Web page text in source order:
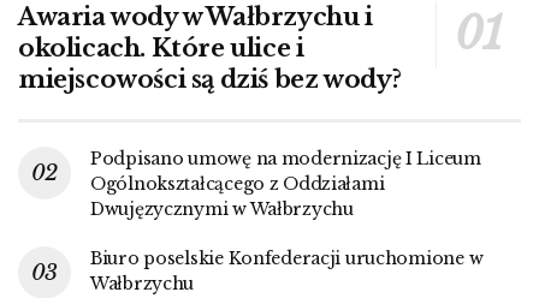
Awaria wody w Wałbrzychu i
okolicach. Które ulice i
miejscowości są dziś bez wody?
Podpisano umowę na modernizację I Liceum
Ogólnokształcącego z Oddziałami
Dwujęzycznymi w Wałbrzychu
Biuro poselskie Konfederacji uruchomione w
Wałbrzychu